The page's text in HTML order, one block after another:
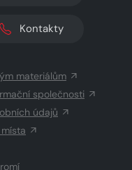
Kontakty
materiálům
společnosti
údajů